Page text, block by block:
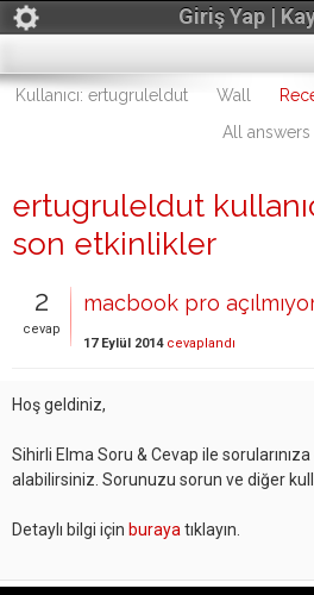
Giriş Yap |
Kullanıcı: ertugruleldut Wall
All answers
ertugruleldut
son etkinlikler
2
cevap
macbook pro
17 Eylül 2014 cevaplandı
Hoş geldiniz,
Sihirli Elma Soru & Cevap ile
alabilirsiniz. Sorunuzu sorun ve diğer
Detaylı bilgi için buraya tıklayın.